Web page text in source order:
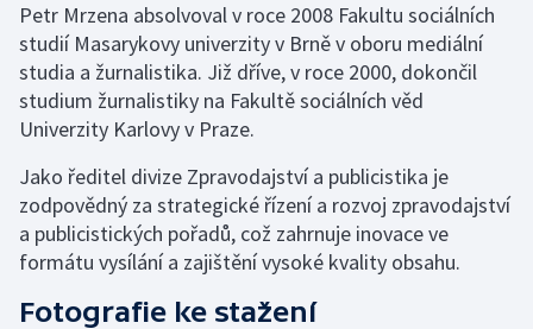
Smluvní podmínky ČT
Bezpečnostní pravidla pro návštěvníky ČT
Petr Mrzena absolvoval v roce 2008 Fakultu sociálních
studií Masarykovy univerzity v Brně v oboru mediální
studia a žurnalistika. Již dříve, v roce 2000, dokončil
studium žurnalistiky na Fakultě sociálních věd
Univerzity Karlovy v Praze.
Jako ředitel divize Zpravodajství a publicistika je
zodpovědný za strategické řízení a rozvoj zpravodajství
a publicistických pořadů, což zahrnuje inovace ve
formátu vysílání a zajištění vysoké kvality obsahu.
Fotografie ke stažení